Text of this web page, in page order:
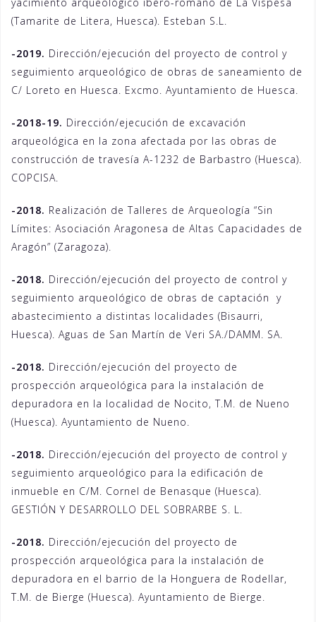
(Tamarite de Litera, Huesca). Esteban S.L.
-2019. Dirección/ejecución del proyecto de control y
seguimiento arqueológico de obras de saneamiento de
C/ Loreto en Huesca. Excmo. Ayuntamiento de Huesca.
-2018-19. Dirección/ejecución de excavación
arqueológica en la zona afectada por las obras de
construcción de travesía A-1232 de Barbastro (Huesca).
COPCISA.
-2018. Realización de Talleres de Arqueología “Sin
Límites: Asociación Aragonesa de Altas Capacidades de
Aragón” (Zaragoza).
-2018. Dirección/ejecución del proyecto de control y
seguimiento arqueológico de obras de captación y
abastecimiento a distintas localidades (Bisaurri,
Huesca). Aguas de San Martín de Veri SA./DAMM. SA.
-2018. Dirección/ejecución del proyecto de
prospección arqueológica para la instalación de
depuradora en la localidad de Nocito, T.M. de Nueno
(Huesca). Ayuntamiento de Nueno.
-2018. Dirección/ejecución del proyecto de control y
seguimiento arqueológico para la edificación de
inmueble en C/M. Cornel de Benasque (Huesca).
GESTIÓN Y DESARROLLO DEL SOBRARBE S. L.
-2018. Dirección/ejecución del proyecto de
prospección arqueológica para la instalación de
depuradora en el barrio de la Honguera de Rodellar,
T.M. de Bierge (Huesca). Ayuntamiento de Bierge.